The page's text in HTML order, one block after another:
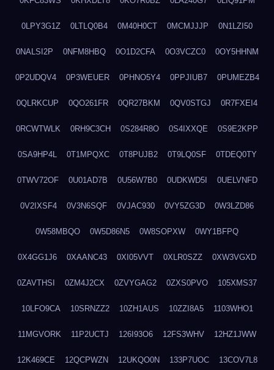
0LPY3G1Z 0LTLQ0B4 0M40H0CT 0MCMJJJP 0N1LZI50
0NALSI2P 0NFM8HBQ 0O1D2CFA 0O3VCZC0 0OY5HHNM
0P2UDQV4 0P3WEUER 0PHNO5Y4 0PPJIUB7 0PUMEZB4
0QLRKCUP 0QO261FR 0QR27BKM 0QV0STGJ 0R7FXEI4
0RCWTWLK 0RH9C3CH 0S284R8O 0S4IXXQE 0S9E2KPP
0SA9HP4L 0T1MPQXC 0T8PUJB2 0T9LQ0SF 0TDEQ0TY
0TWV72OF 0U01AD7B 0U56W7B0 0UDKWD5I 0UELVNFD
0V2IXSF4 0V3N6SQF 0VJAC930 0VY5ZG3D 0W3LZD86
0W58MBQO 0W5D86N5 0W8SOPXW 0WY1BFPQ
0X4GG1J6 0XAANC43 0XI05VVT 0XLR0SZZ 0XW3VGXD
0ZAVTHSI 0ZM4J2CX 0ZVYGAG2 0ZXS0PVO 105XMS37
10LFO9CA 10SRNZZ2 10ZH1AUS 10ZZI8A5 1103WHO1
11MGVORK 11P2UCTJ 126I93O6 12FS3WHV 12HZ1JWW
12K469CE 12QCPWZN 12UKQO0N 133P7UOC 13COV7L8